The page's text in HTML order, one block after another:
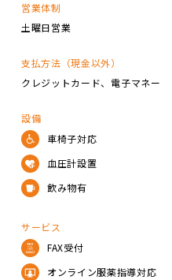
営業体制
土曜日営業
支払方法（現金以外）
クレジットカード
電子マネー
設備
車椅子対応
血圧計設置
飲み物有
サービス
FAX受付
オンライン服薬指導対応